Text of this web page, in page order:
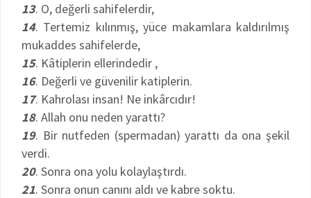
13. O, değerli sahifelerdir,
14. Tertemiz kılınmış, yüce makamlara kaldırılmış
mukaddes sahifelerde,
15. Kâtiplerin ellerindedir ,
16. Değerli ve güvenilir katiplerin.
17. Kahrolası insan! Ne inkârcıdır!
18. Allah onu neden yarattı?
19. Bir nutfeden (spermadan) yarattı da ona şekil
verdi.
20. Sonra ona yolu kolaylaştırdı.
21. Sonra onun canını aldı ve kabre soktu.